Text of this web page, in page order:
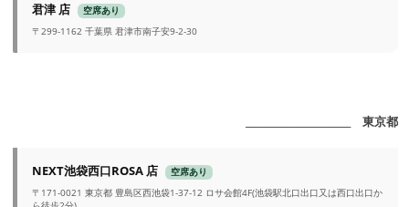
君津 店
空席あり
〒299-1162 千葉県 君津市南子安9-2-30
_______________________ 東京都
NEXT池袋西口ROSA 店
空席あり
〒171-0021 東京都 豊島区西池袋1-37-12 ロサ会館4F(池袋駅北口出口又は西口出口か